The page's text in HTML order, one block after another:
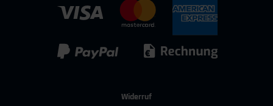
IT & Digitalisierung
Technischer Vertrieb
Widerruf